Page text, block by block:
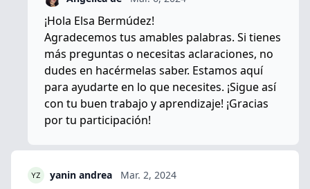
¡Hola Elsa Bermúdez!
Agradecemos tus amables palabras. Si tienes
más preguntas o necesitas aclaraciones, no
dudes en hacérmelas saber. Estamos aquí
para ayudarte en lo que necesites. ¡Sigue así
con tu buen trabajo y aprendizaje! ¡Gracias
por tu participación!
yanin andrea Mar. 2, 2024